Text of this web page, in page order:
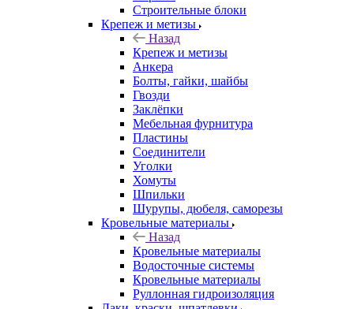
Строительные блоки
Крепеж и метизы
Назад
Крепеж и метизы
Анкера
Болты, гайки, шайбы
Гвозди
Заклёпки
Мебельная фурнитура
Пластины
Соединители
Уголки
Хомуты
Шпильки
Шурупы, дюбеля, саморезы
Кровельные материалы
Назад
Кровельные материалы
Водосточные системы
Кровельные материалы
Руллонная гидроизоляция